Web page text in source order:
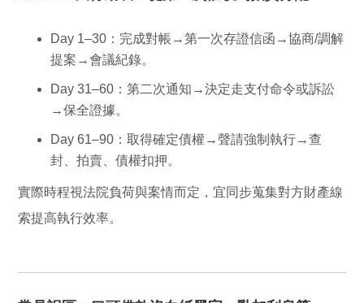
Day 1–30 ：完成對帳→第一次存證信函→協商/調解
提案→會議紀錄。
Day 31–60 ：第二次通知→決定走支付命令或訴訟
→保全證據。
Day 61–90 ：取得確定債權→聲請強制執行→查
封、拍賣、債權扣押。
實際時程視法院負荷與案情而定，宜同步蒐集對方財產線
索提高執行效率。